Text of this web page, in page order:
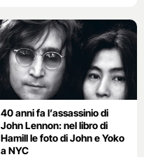
40 anni fa l’assassinio di
John Lennon: nel libro di
Hamill le foto di John e Yoko
a NYC